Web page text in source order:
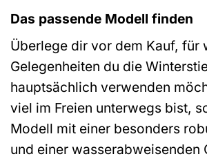
Das passende Modell finden
Überlege dir vor dem Kauf, für
Gelegenheiten du die
hauptsächlich verwenden
viel im Freien unterwegs bist,
Modell mit einer besonders
und einer wasserabweisenden